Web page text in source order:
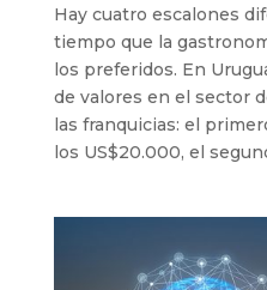
Hay cuatro escalones
tiempo que la
los preferidos. En
de valores en el sector
las franquicias: el
los US$20.000, el